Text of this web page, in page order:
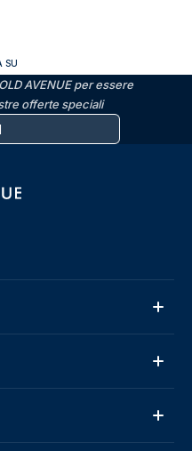
SU
AVENUE per essere
offerte speciali